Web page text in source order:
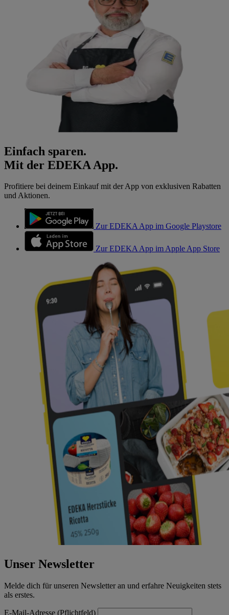
Einfach sparen.
Mit der EDEKA App.
Profitiere bei deinem Einkauf mit der App von exklusiven Rabatten
und Aktionen.
Zur EDEKA App im Google Playstore
Zur EDEKA App im Apple App Store
Unser Newsletter
Melde dich für unseren Newsletter an und erfahre Neuigkeiten stets
als erstes.
E-Mail-Adresse (Pflichtfeld)